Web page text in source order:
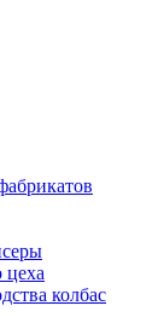
цеха
колбас